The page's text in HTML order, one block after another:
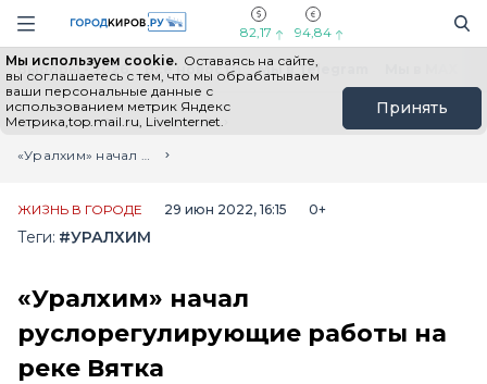
Навигация сайта
82,17 94,84
Мы используем cookie. Оставаясь на сайте,
вы соглашаетесь с тем, что мы обрабатываем
ваши персональные данные с
использованием метрик Яндекс
Метрика,top.mail.ru, LiveInternet.
Принять
Выборы - 2026 Все новости Мы в Telegram
Главная
Лента новостей
«Уралхим» начал руслорегулирующие работы на реке Вятка
ЖИЗНЬ В ГОРОДЕ 29 июн 2022, 16:15 0+
Теги: #УРАЛХИМ
«Уралхим» начал
руслорегулирующие работы на
реке Вятка